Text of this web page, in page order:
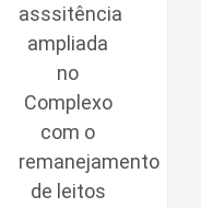
asssitência
ampliada
no
Complexo
com o
remanejamento
de leitos